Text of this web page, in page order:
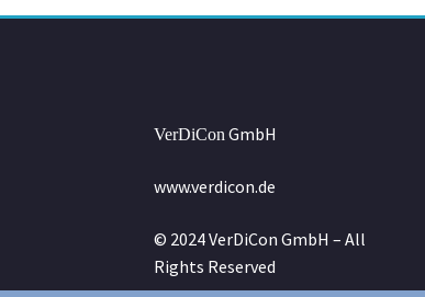
VerDiConGmbH
www.verdicon.de
© 2024 VerDiCon GmbH – All
Rights Reserved